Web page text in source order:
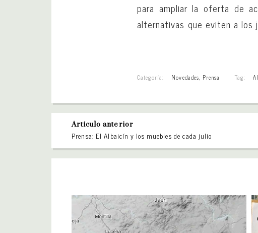
para ampliar la oferta de
alternativas que eviten a los
Categoría: Novedades, Prensa Tag:
Artículo anterior
Prensa: El Albaicín y los muebles de cada julio